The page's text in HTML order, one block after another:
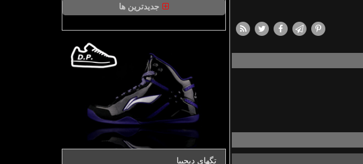
جدیدترین ها
تگهای دیجیپا